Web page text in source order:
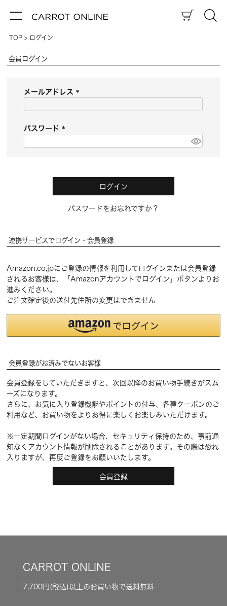
TOP ログイン
会員ログイン
メールアドレス
パスワード
ログイン
パスワードをお忘れですか？
連携サービスでログイン・会員登録
Amazon.co.jpにご登録の情報を利用してログインまたは会員登録
されるお客様は、「Amazonアカウントでログイン」ボタンよりお
進みください。
ご注文確定後の送付先住所の変更はできません
会員登録がお済みでないお客様
会員登録をしていただきますと、次回以降のお買い物手続きがスム
ーズになります。
さらに、お気に入り登録機能やポイントの付与、各種クーポンのご
利用など、お買い物をよりお得に楽しくお楽しみいただけます。
※一定期間ログインがない場合、セキュリティ保持のため、事前通
知なくアカウント情報が削除されることがあります。その際は恐れ
入りますが、再度ご登録をお願いいたします。
会員登録
CARROT ONLINE
7,700円(税込)以上のお買い物で送料無料